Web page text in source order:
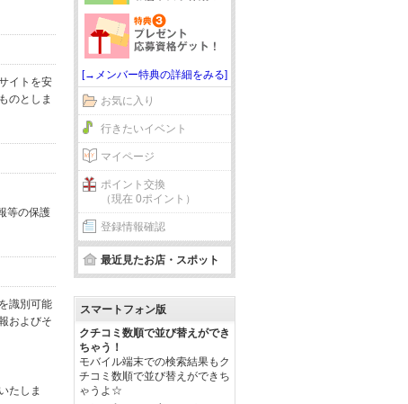
イトを安
のとしま
等の保護
識別可能
およびそ
たしま
[→メンバー特典の詳細をみる]
お気に入り
行きたいイベント
マイページ
ポイント交換
（現在 0ポイント）
登録情報確認
最近見たお店・スポット
スマートフォン版
クチコミ数順で並び替えができ
ちゃう！
モバイル端末での検索結果もク
チコミ数順で並び替えができち
ゃうよ☆